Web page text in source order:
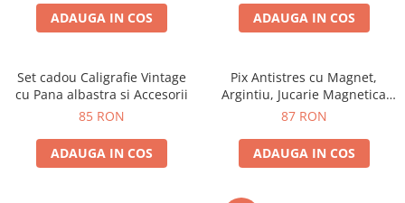
ADAUGA IN COS ADAUGA IN COS
Set cadou Caligrafie Vintage
cu Pana albastra si Accesorii
85 RON
ADAUGA IN COS
Pix Antistres cu Magnet,
Argintiu, Jucarie Magnetica
pentru Birou
87 RON
ADAUGA IN COS